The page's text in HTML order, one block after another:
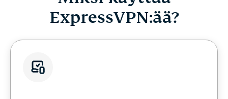
ExpressVPN:ää?